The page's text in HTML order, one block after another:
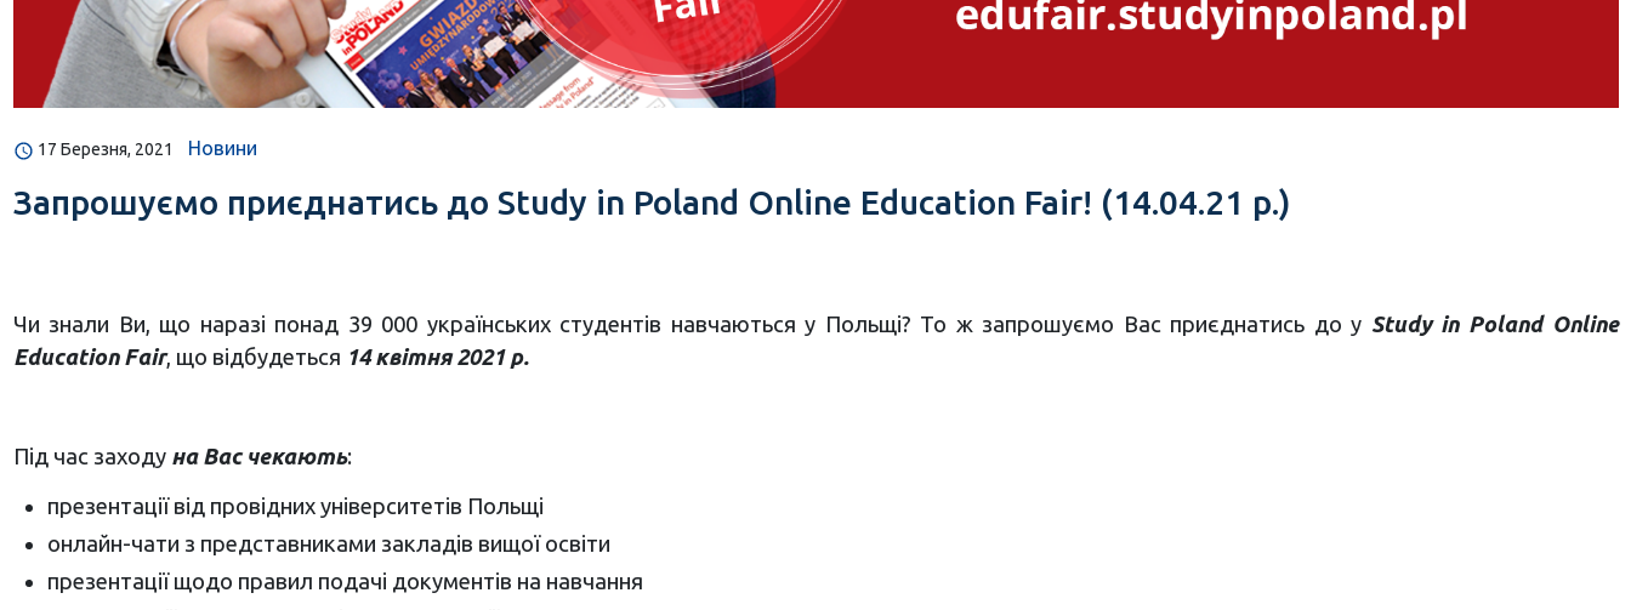
17 Березня, 2021 Новини
Запрошуємо приєднатись до Study in Poland Online Education Fair! (14.04.21 р.)
Чи знали Ви, що наразі понад 39 000 українських студентів навчаються у Польщі? То ж запрошуємо Вас приєднатись до y Study in Poland Online
Education Fair, що відбудеться 14 квітня 2021 р.
Під час заходу на Вас чекають:
презентації від провідних університетів Польщі
онлайн-чати з представниками закладів вищої освіти
презентації щодо правил подачі документів на навчання